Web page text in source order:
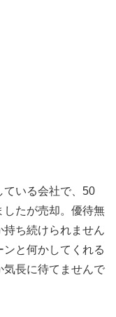
ている会社で、50
したが売却。優待無
持ち続けられません
と何かしてくれる
気長に待てませんで